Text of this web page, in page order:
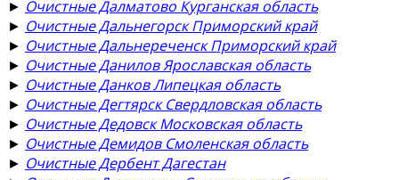
► Очистные Далматово Курганская область
► Очистные Дальнегорск Приморский край
► Очистные Дальнереченск Приморский край
► Очистные Данилов Ярославская область
► Очистные Данков Липецкая область
► Очистные Дегтярск Свердловская область
► Очистные Дедовск Московская область
► Очистные Демидов Смоленская область
► Очистные Дербент Дагестан